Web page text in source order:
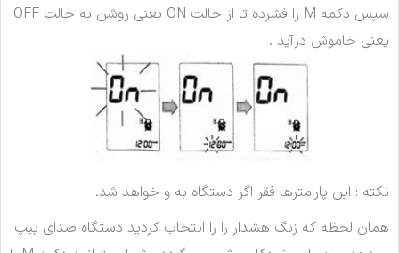
سپس دکمه M را فشرده تا از حالت ON یعنی روشن به حالت OFF
یعنی خاموش درآید .
نکته : این پارامترها فقر اگر دستگاه به و خواهد شد.
همان لحظه که زنگ هشدار را را انتخاب کردید دستگاه صدای بیپ